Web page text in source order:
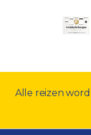
Alle reizen